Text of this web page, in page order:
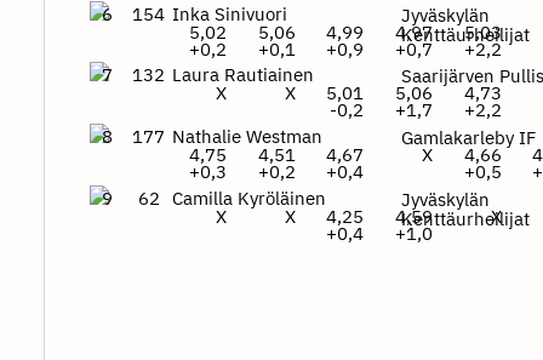
6
154 Inka Sinivuori
Jyväskylän
Kenttäurheilijat
5,02
+0,2
5,06
+0,1
4,99
+0,9
4,97
+0,7
5,03
+2,2
7
132 Laura Rautiainen Saarijärven
X X 5,01
-0,2
5,06
+1,7
4,73
+2,2
8
177 Nathalie Westman Gamlakarleby IF
4,75
+0,3
4,51
+0,2
4,67
+0,4
X 4,66
+0,5
9
62 Camilla Kyröläinen
Jyväskylän
Kenttäurheilijat
X X 4,25
+0,4
4,59
+1,0
X